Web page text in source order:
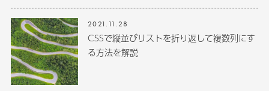
2021.11.28
CSSで縦並びリストを折り返して複数列にす
る方法を解説